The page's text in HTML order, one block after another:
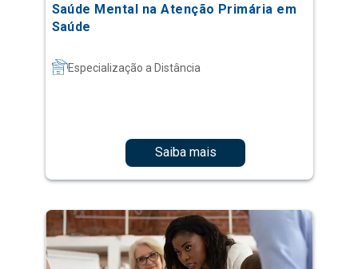
Saúde Mental na Atenção Primária em
Saúde
Especialização a Distância
Saiba mais